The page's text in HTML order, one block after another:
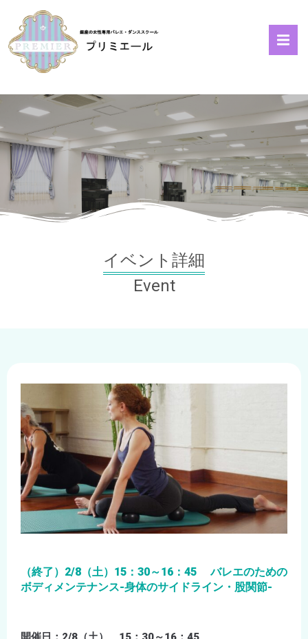
イベント詳細
Event
（終了）2/8（土）15：30～16：45 バレエのための
ボディメンテナンス-身体のサイドライン・股関節-